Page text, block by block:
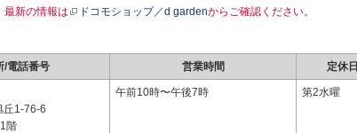
最新の情報は ドコモショップ／d gardenからご確認ください。
/電話番号 営業時間 定休日
丘1-76-6
階
午前10時〜午後7時 第2水曜